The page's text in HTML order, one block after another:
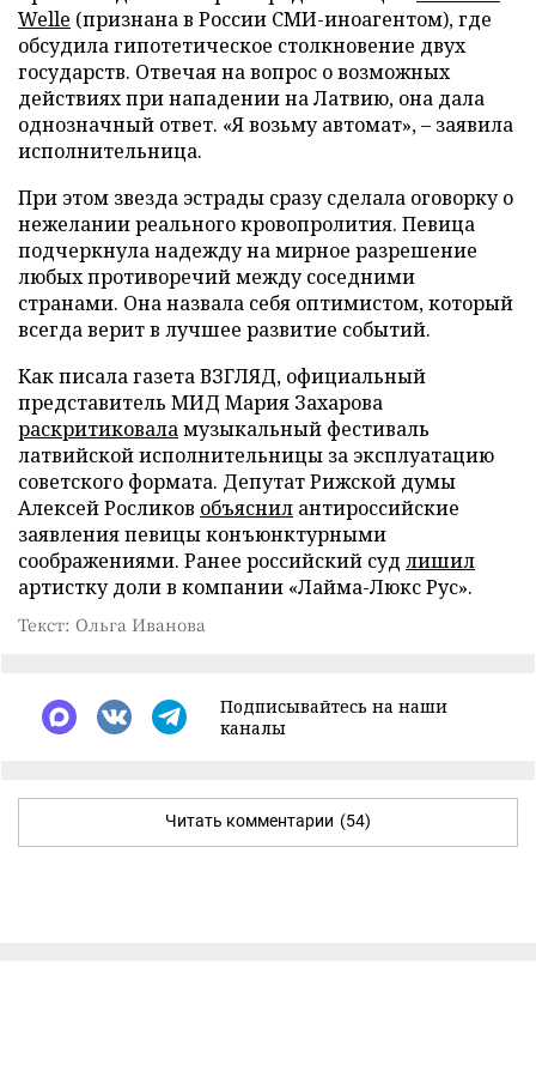
Welle (признана в России СМИ-иноагентом), где
обсудила гипотетическое столкновение двух
государств. Отвечая на вопрос о возможных
действиях при нападении на Латвию, она дала
однозначный ответ. «Я возьму автомат», – заявила
исполнительница.
При этом звезда эстрады сразу сделала оговорку о
нежелании реального кровопролития. Певица
подчеркнула надежду на мирное разрешение
любых противоречий между соседними
странами. Она назвала себя оптимистом, который
всегда верит в лучшее развитие событий.
Как писала газета ВЗГЛЯД, официальный
представитель МИД Мария Захарова
раскритиковаламузыкальный фестиваль
латвийской исполнительницы за эксплуатацию
советского формата. Депутат Рижской думы
Алексей Росликов объяснил антироссийские
заявления певицы конъюнктурными
соображениями. Ранее российский суд лишил
артистку доли в компании «Лайма-Люкс Рус».
Текст: Ольга Иванова
Подписывайтесь на наши
каналы
Читать комментарии (54)